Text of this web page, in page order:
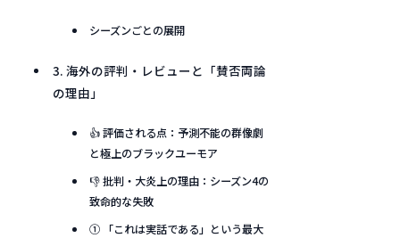
シーズンごとの展開
3. 海外の評判・レビューと「賛否両論
の理由」
👍 評価される点：予測不能の群像劇
と極上のブラックユーモア
👎 批判・大炎上の理由：シーズン4の
致命的な失敗
① 「これは実話である」という最大